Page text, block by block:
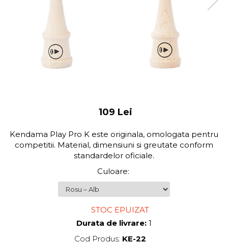
109 Lei
Kendama Play Pro K este originala, omologata pentru
competitii. Material, dimensiuni si greutate conform
standardelor oficiale.
Culoare:
STOC EPUIZAT
Durata de livrare: 1
Cod Produs: KE-22